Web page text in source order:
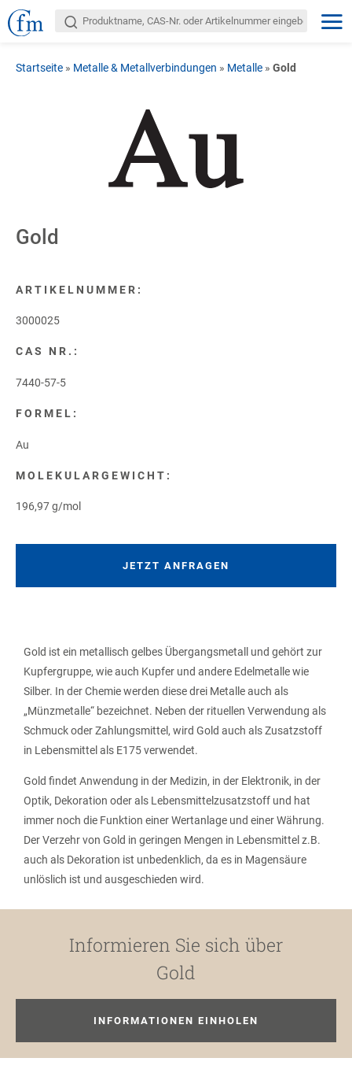
Startseite » Metalle & Metallverbindungen » Metalle » Gold
Gold
ARTIKELNUMMER:
3000025
CAS NR.:
7440-57-5
FORMEL:
Au
MOLEKULARGEWICHT:
196,97 g/mol
JETZT ANFRAGEN
Gold ist ein metallisch gelbes Übergangsmetall und gehört zur
Kupfergruppe, wie auch Kupfer und andere Edelmetalle wie
Silber. In der Chemie werden diese drei Metalle auch als
„Münzmetalle“ bezeichnet. Neben der rituellen Verwendung als
Schmuck oder Zahlungsmittel, wird Gold auch als Zusatzstoff
in Lebensmittel als E175 verwendet.
Gold findet Anwendung in der Medizin, in der Elektronik, in der
Optik, Dekoration oder als Lebensmittelzusatzstoff und hat
immer noch die Funktion einer Wertanlage und einer Währung.
Der Verzehr von Gold in geringen Mengen in Lebensmittel z.B.
auch als Dekoration ist unbedenklich, da es in Magensäure
unlöslich ist und ausgeschieden wird.
Informieren Sie sich über
Gold
INFORMATIONEN EINHOLEN